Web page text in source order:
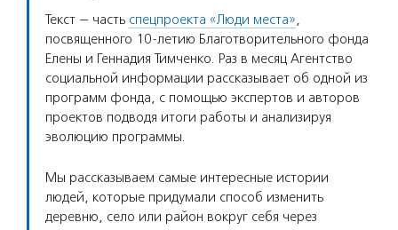
Текст — часть спецпроекта «Люди места»,
посвященного 10-летию Благотворительного фонда
Елены и Геннадия Тимченко. Раз в месяц Агентство
социальной информации рассказывает об одной из
программ фонда, с помощью экспертов и авторов
проектов подводя итоги работы и анализируя
эволюцию программы.
Мы рассказываем самые интересные истории
людей, которые придумали способ изменить
деревню, село или район вокруг себя через